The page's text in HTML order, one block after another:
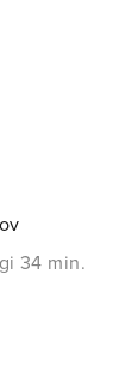
34 min.